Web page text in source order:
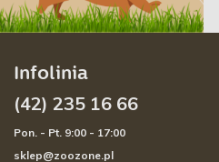
Infolinia
(42) 235 16 66
Pon. - Pt. 9:00 - 17:00
sklep@zoozone.pl